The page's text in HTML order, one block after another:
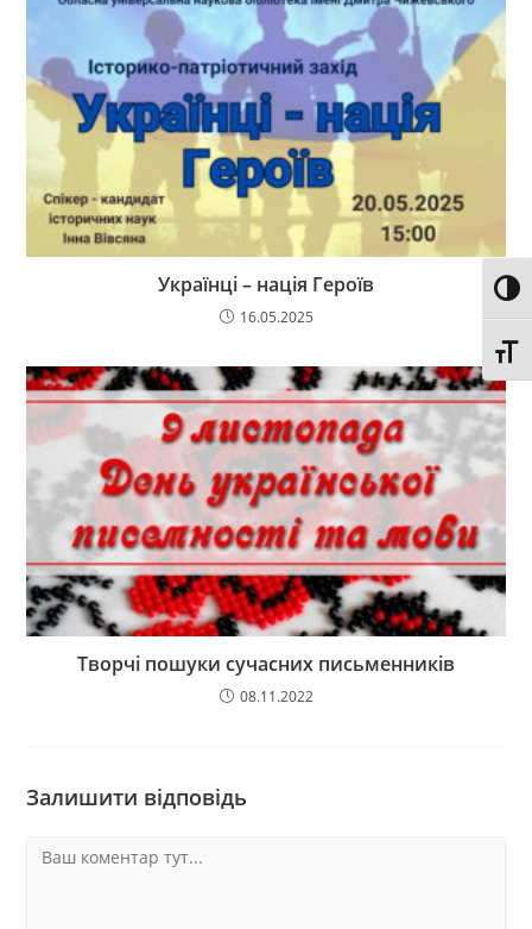
Українці – нація Героїв
16.05.2025
Творчі пошуки сучасних письменників
08.11.2022
Залишити відповідь